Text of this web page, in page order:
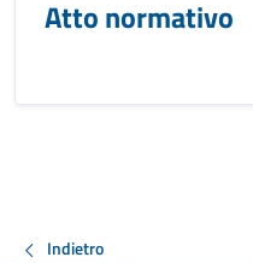
Atto normativo
Indietro